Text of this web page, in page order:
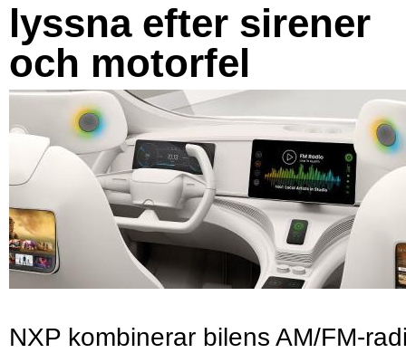
lyssna efter sirener
och motorfel
NXP kombinerar bilens AM/FM-